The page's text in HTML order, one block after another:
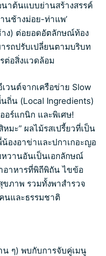
าต้นแบบย่านสร้างสรรค์
นช้างม่อย-ท่าแพ’
าง) ต่อยอดอัตลักษณ์ท้อง
รถปรับเปลี่ยนตามบริบท
ต่อสิ่งแวดล้อม
วนต์จากเครือข่าย Slow
ถิ่น (Local Ingredients)
อร์แกนิก และพิเศษ!
หมะ” ผลไม้รสเปรี้ยวที่เป็น
องอาข่าและปกาเกอะญอ
หวานอันเป็นเอกลักษณ์
อาหารที่พิถีพิถัน ไขข้อ
ขภาพ รวมทั้งพาสำรวจ
นและธรรมชาติ
น ๆ) พบกับการจับคู่เมนู